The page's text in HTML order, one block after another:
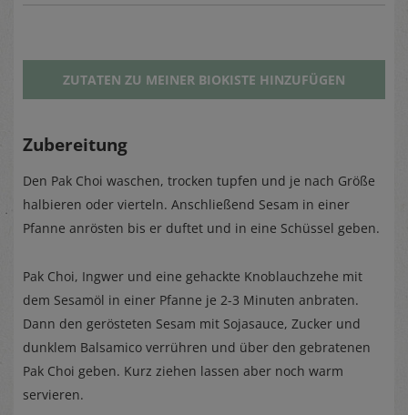
ZUTATEN ZU MEINER BIOKISTE HINZUFÜGEN
Zubereitung
Den Pak Choi waschen, trocken tupfen und je nach Größe
halbieren oder vierteln. Anschließend Sesam in einer
Pfanne anrösten bis er duftet und in eine Schüssel geben.
Pak Choi, Ingwer und eine gehackte Knoblauchzehe mit
dem Sesamöl in einer Pfanne je 2-3 Minuten anbraten.
Dann den gerösteten Sesam mit Sojasauce, Zucker und
dunklem Balsamico verrühren und über den gebratenen
Pak Choi geben. Kurz ziehen lassen aber noch warm
servieren.